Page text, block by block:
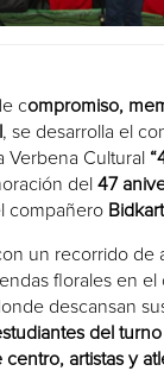
compromiso,
, se desarrolla el
Verbena Cultural
del 47
compañero
un recorrido de
florales en el
descansan
del turno
artistas y